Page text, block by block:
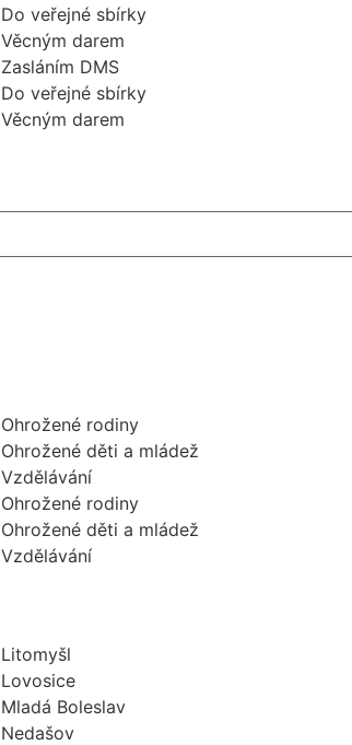
Do veřejné sbírky
Věcným darem
Zasláním DMS
Do veřejné sbírky
Věcným darem
Ohrožené rodiny
Ohrožené děti a mládež
Vzdělávání
Ohrožené rodiny
Ohrožené děti a mládež
Vzdělávání
Litomyšl
Lovosice
Mladá Boleslav
Nedašov